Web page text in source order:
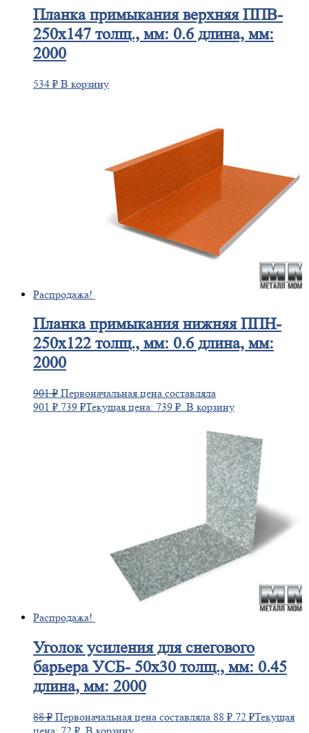
Планкапримыкания верхняя ППВ-
250х147 толщ., мм: 0.6 длина, мм:
2000
534 ₽ В корзину
Распродажа!
Планкапримыкания нижняя ППН-
250х122 толщ., мм: 0.6 длина, мм:
2000
901₽ Первоначальная цена составляла
901 ₽.739 ₽Текущая цена: 739 ₽. В корзину
Распродажа!
Уголокусиления для снегового
барьера УСБ- 50х30 толщ., мм: 0.45
длина, мм: 2000
88₽ Первоначальная цена составляла 88 ₽.72 ₽Текущая